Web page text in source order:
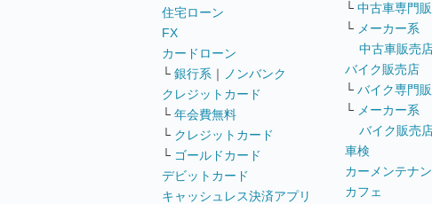
住宅ローン
FX
カードローン
└ 銀行系 ｜
ノンバンク
クレジットカード
└ 年会費無料
└ クレジットカード
└ ゴールドカード
デビットカード
キャッシュレス決済アプリ
└ 中古車専門
└ メーカー系
中古車販売
バイク販売店
└ バイク専門
└ メーカー系
バイク販売
車検
カーメンテナ
カフェ